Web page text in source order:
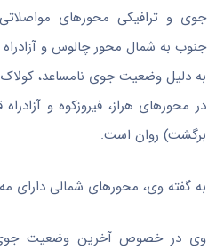
جوی و ترافیکی محورهای
جنوب به شمال محور چالوس و
به دلیل وضعیت جوی نامساعد،
در محورهای هراز، فیروزکوه و
برگشت) روان است.
به گفته وی، محورهای شمالی دارای
وی در خصوص آخرین وضعیت جوی